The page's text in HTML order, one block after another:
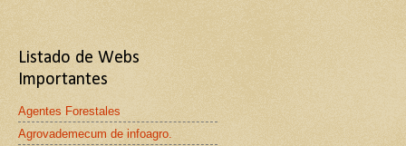
Listado de Webs
Importantes
Agentes Forestales
Agrovademecum de infoagro.